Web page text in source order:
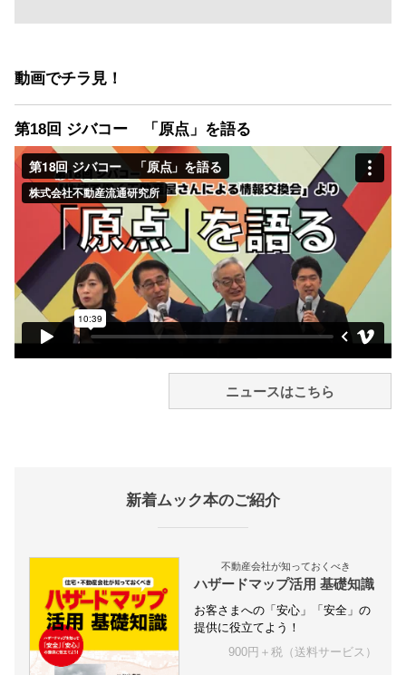
動画でチラ見！
第18回 ジバコー 「原点」を語る
ニュースはこちら
新着ムック本のご紹介
不動産会社が知っておくべき
ハザードマップ活用 基礎知識
お客さまへの「安心」「安全」の
提供に役立てよう！
900円＋税（送料サービス）